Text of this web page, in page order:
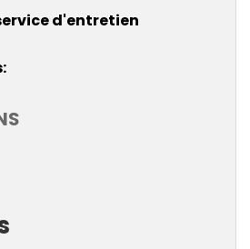
d'entretien